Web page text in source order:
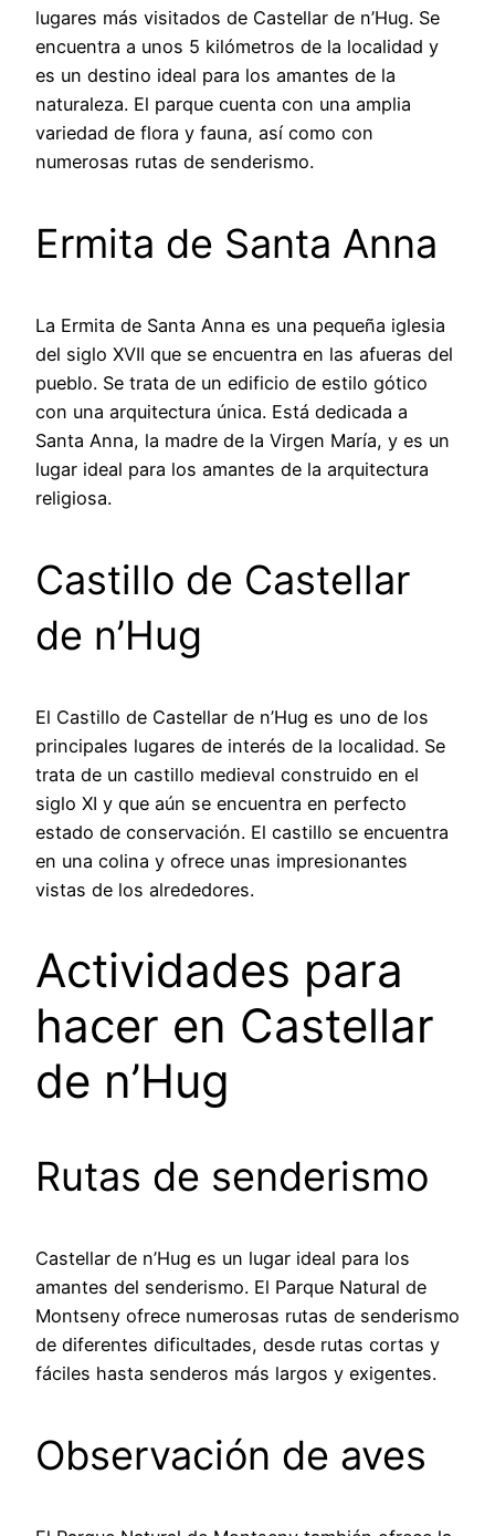
lugares más visitados de Castellar de n’Hug. Se
encuentra a unos 5 kilómetros de la localidad y
es un destino ideal para los amantes de la
naturaleza. El parque cuenta con una amplia
variedad de flora y fauna, así como con
numerosas rutas de senderismo.
Ermita de Santa Anna
La Ermita de Santa Anna es una pequeña iglesia
del siglo XVII que se encuentra en las afueras del
pueblo. Se trata de un edificio de estilo gótico
con una arquitectura única. Está dedicada a
Santa Anna, la madre de la Virgen María, y es un
lugar ideal para los amantes de la arquitectura
religiosa.
Castillo de Castellar
de n’Hug
El Castillo de Castellar de n’Hug es uno de los
principales lugares de interés de la localidad. Se
trata de un castillo medieval construido en el
siglo XI y que aún se encuentra en perfecto
estado de conservación. El castillo se encuentra
en una colina y ofrece unas impresionantes
vistas de los alrededores.
Actividades para
hacer en Castellar
de n’Hug
Rutas de senderismo
Castellar de n’Hug es un lugar ideal para los
amantes del senderismo. El Parque Natural de
Montseny ofrece numerosas rutas de senderismo
de diferentes dificultades, desde rutas cortas y
fáciles hasta senderos más largos y exigentes.
Observación de aves